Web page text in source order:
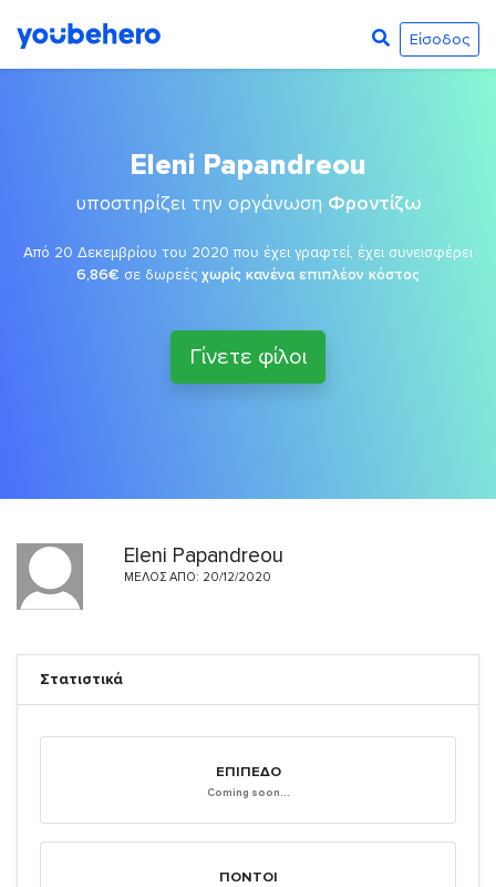
Είσοδος
Eleni Papandreou
υποστηρίζει την οργάνωση Φροντίζω
Από 20 Δεκεμβρίου του 2020 που έχει γραφτεί, έχει συνεισφέρει
6,86€ σε δωρεές χωρίς κανένα επιπλέον κόστος
Γίνετε φίλοι
Eleni Papandreou
ΜΈΛΟΣ ΑΠΌ: 20/12/2020
Στατιστικά
ΕΠΊΠΕΔΟ
Coming soon...
ΠΌΝΤΟΙ